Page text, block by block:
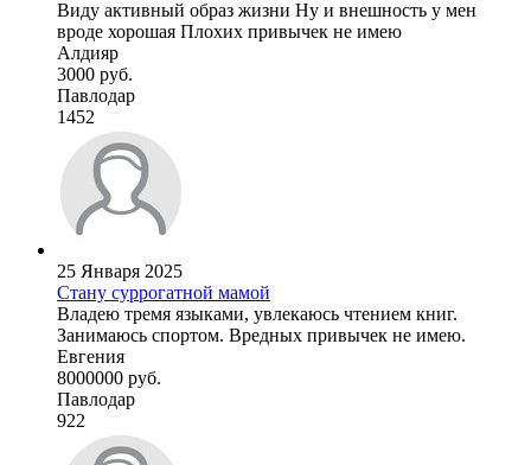
Виду активный образ жизни Ну и внешность у мен
вроде хорошая Плохих привычек не имею
Алдияр
3000 руб.
Павлодар
1452
25 Января 2025
Стану суррогатной мамой
Владею тремя языками, увлекаюсь чтением книг.
Занимаюсь спортом. Вредных привычек не имею.
Евгения
8000000 руб.
Павлодар
922